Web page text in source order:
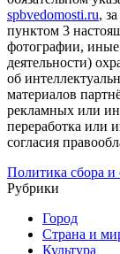
spbvedomosti.ru,
пунктом 3
фотографии, иные
деятельности)
об
материалов
рекламных или
переработка или
согласия
Политика сбора
Рубрики
Город
Страна и
Культура